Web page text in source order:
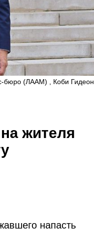
бюро (ЛААМ) , Коби Гидеон
жителя
напасть